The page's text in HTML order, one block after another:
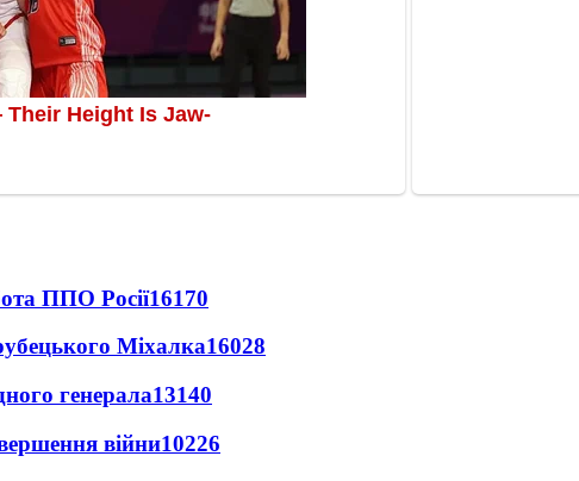
ППО Росії16170
Міхалка16028
генерала13140
війни10226